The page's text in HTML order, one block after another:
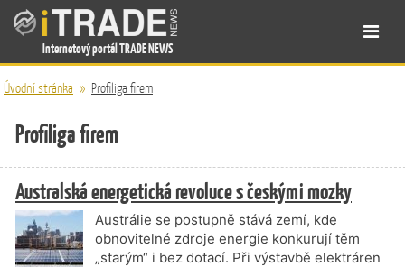
Internetový portál TRADE NEWS
Úvodní stránka » Profiliga firem
Profiliga firem
Australská energetická revoluce s českými mozky
Austrálie se postupně stává zemí, kde
obnovitelné zdroje energie konkurují těm
„starým“ i bez dotací. Při výstavbě elektráren